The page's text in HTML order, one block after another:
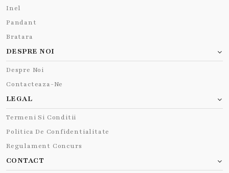
Inel
Pandant
Bratara
DESPRE NOI
Despre Noi
Contacteaza-Ne
LEGAL
Termeni Si Conditii
Politica De Confidentialitate
Regulament Concurs
CONTACT